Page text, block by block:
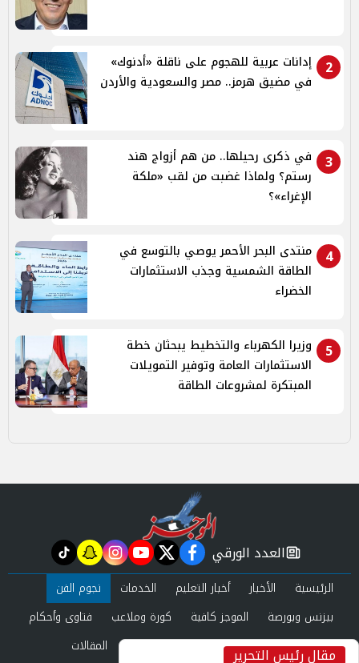
2
إدانات عربية للهجوم على ناقلة «أدنوك»
في مضيق هرمز.. مصر والسعودية والأردن
3
في ذكرى رحيلها.. من هم أزواج هند
رستم؟ ولماذا غضبت من لقب «ملكة
الإغراء»؟
4
منتدى البحر الأحمر يوصي بالتوسع في
الطاقة الشمسية وجذب الاستثمارات
الخضراء
5
وزيرا الكهرباء والتخطيط يبحثان خطة
الاستثمارات العامة وتوفير التمويلات
المبتكرة لمشروعات الطاقة
مقال رئيس التحرير
newspaper
العدد الورقي facebook
twitter
youtube
instagram
snapchat
tiktok
الرئيسية الأخبار أخبار التعليم الخدمات
نجوم الفن
بيزنس وبورصة
الموجز كافية كورة وملاعب
فتاوى وأحكام
صحة وجمال
عرب وعالم حوادث ومحاكم المقالات